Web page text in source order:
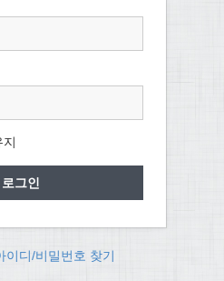
이디/비밀번호 찾기